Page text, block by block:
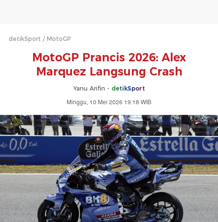
detikSport MotoGP
MotoGP Prancis 2026: Alex
Marquez Langsung Crash
Yanu Arifin - detikSport
Minggu, 10 Mei 2026 19:18 WIB